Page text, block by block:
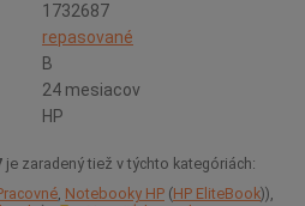
1732687
repasované
B
24 mesiacov
HP
je zaradený tiež v týchto kategóriách:
Notebooky HP HP EliteBook